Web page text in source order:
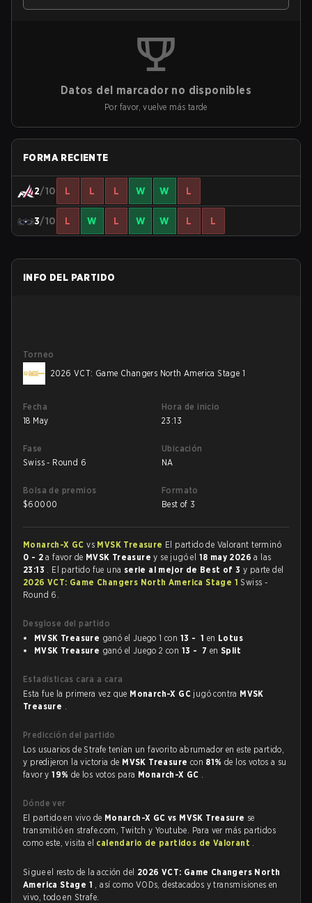
Datos del marcador no disponibles
Por favor, vuelve más tarde
FORMA RECIENTE
2/10 L L L W W L
3/10 L W L W W L L
INFO DEL PARTIDO
Torneo
2026 VCT: Game Changers North America Stage 1
Fecha
18 May
Hora de inicio
23:13
Fase
Swiss - Round 6
Ubicación
NA
Bolsa de premios
$60000
Formato
Best of 3
Monarch-X GCvs MVSK Treasure El partido de Valorant terminó
0 - 2 a favor de MVSK Treasurey se jugó el 18 may 2026a las
23:13 . El partido fue una serie al mejor de Best of 3y parte del
2026 VCT: Game Changers North America Stage 1 Swiss -
Round 6.
Desglose del partido
MVSK Treasure ganó el Juego 1 con 13 - 1 en Lotus
MVSK Treasure ganó el Juego 2 con 13 - 7 enSplit
Estadísticas cara a cara
Esta fue la primera vez que Monarch-X GC jugó contra MVSK
Treasure .
Predicción del partido
Los usuarios de Strafe tenían un favorito abrumador en este partido,
y predijeron la victoria de MVSK Treasure con 81%de los votos a su
favor y19% de los votos para Monarch-X GC .
Dónde ver
El partido en vivo de Monarch-X GC vs MVSK Treasure se
transmitió en strafe.com, Twitch y Youtube. Para ver más partidos
como este, visita el calendario de partidos de Valorant .
Sigue el resto de la acción del 2026 VCT: Game Changers North
America Stage 1 , así como VODs, destacados y transmisiones en
vivo, todo en Strafe.